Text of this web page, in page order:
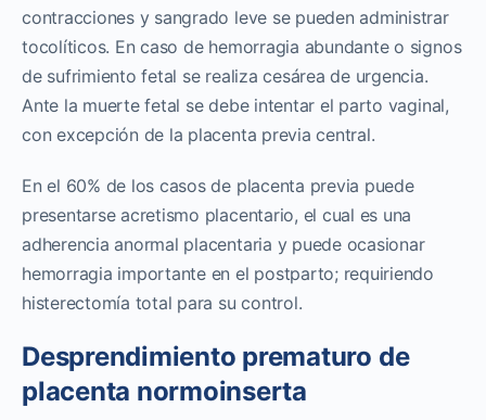
contracciones y sangrado leve se pueden administrar
tocolíticos. En caso de hemorragia abundante o signos
de sufrimiento fetal se realiza cesárea de urgencia.
Ante la muerte fetal se debe intentar el parto vaginal,
con excepción de la placenta previa central.
En el 60% de los casos de placenta previa puede
presentarse acretismo placentario, el cual es una
adherencia anormal placentaria y puede ocasionar
hemorragia importante en el postparto; requiriendo
histerectomía total para su control.
Desprendimiento prematuro de
placenta normoinserta